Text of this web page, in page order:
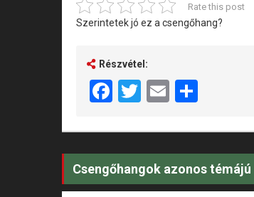
Rate this post
Szerintetek jó ez a csengőhang?
Részvétel:
Facebook
Twitter
Email
Csengőhangok azonos témájú